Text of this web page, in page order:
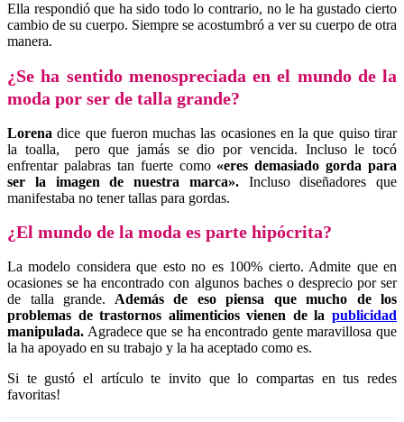
Ella respondió que ha sido todo lo contrario, no le ha gustado cierto
cambio de su cuerpo. Siempre se acostumbró a ver su cuerpo de otra
manera.
¿Se ha sentido menospreciada en el mundo de la
moda por ser de talla grande?
Lorena dice que fueron muchas las ocasiones en la que quiso tirar
la toalla, pero que jamás se dio por vencida. Incluso le tocó
enfrentar palabras tan fuerte como «eres demasiado gorda para
ser la imagen de nuestra marca». Incluso diseñadores que
manifestaba no tener tallas para gordas.
¿El mundo de la moda es parte hipócrita?
La modelo considera que esto no es 100% cierto. Admite que en
ocasiones se ha encontrado con algunos baches o desprecio por ser
de talla grande. Además de eso piensa que mucho de los
problemas de trastornos alimenticios vienen de la publicidad
manipulada. Agradece que se ha encontrado gente maravillosa que
la ha apoyado en su trabajo y la ha aceptado como es.
Si te gustó el artículo te invito que lo compartas en tus redes
favoritas!